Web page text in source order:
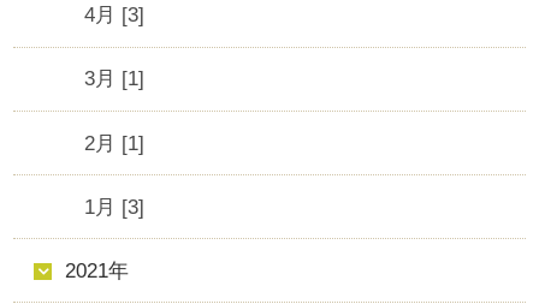
4月 [3]
3月 [1]
2月 [1]
1月 [3]
2021年